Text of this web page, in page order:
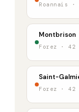
Roannais ·
Montbrison
Forez · 42
Saint-
Forez · 42